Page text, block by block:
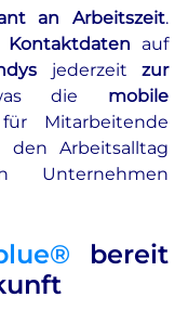
an Arbeitszeit.
Kontaktdaten auf
jederzeit zur
die mobile
Mitarbeitende
den Arbeitsalltag
Unternehmen
bereit